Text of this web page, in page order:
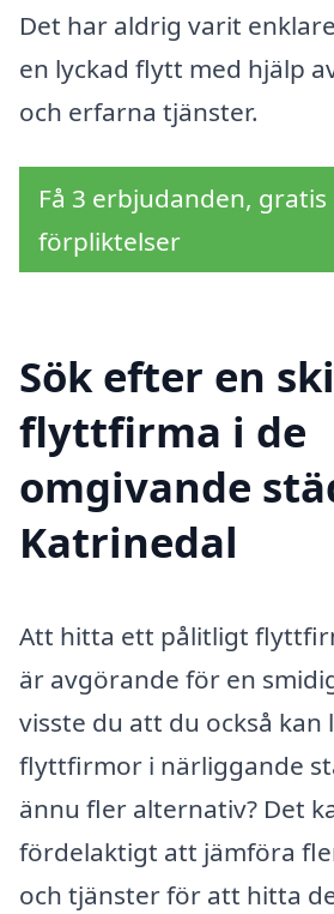
Det har aldrig varit
en lyckad flytt med hjälp
och erfarna tjänster.
Få 3 erbjudanden,
förpliktelser
Sök efter en
flyttfirma i de
omgivande
Katrinedal
Att hitta ett pålitligt
är avgörande för en
visste du att du också kan
flyttfirmor i närliggande
ännu fler alternativ? Det
fördelaktigt att jämföra
och tjänster för att hitta